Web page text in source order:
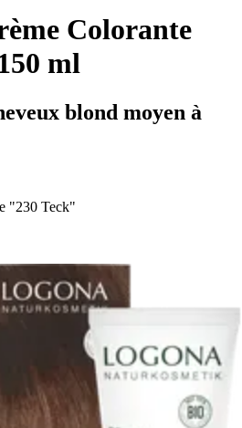
Colorante
ml
blond moyen à
"230 Teck"